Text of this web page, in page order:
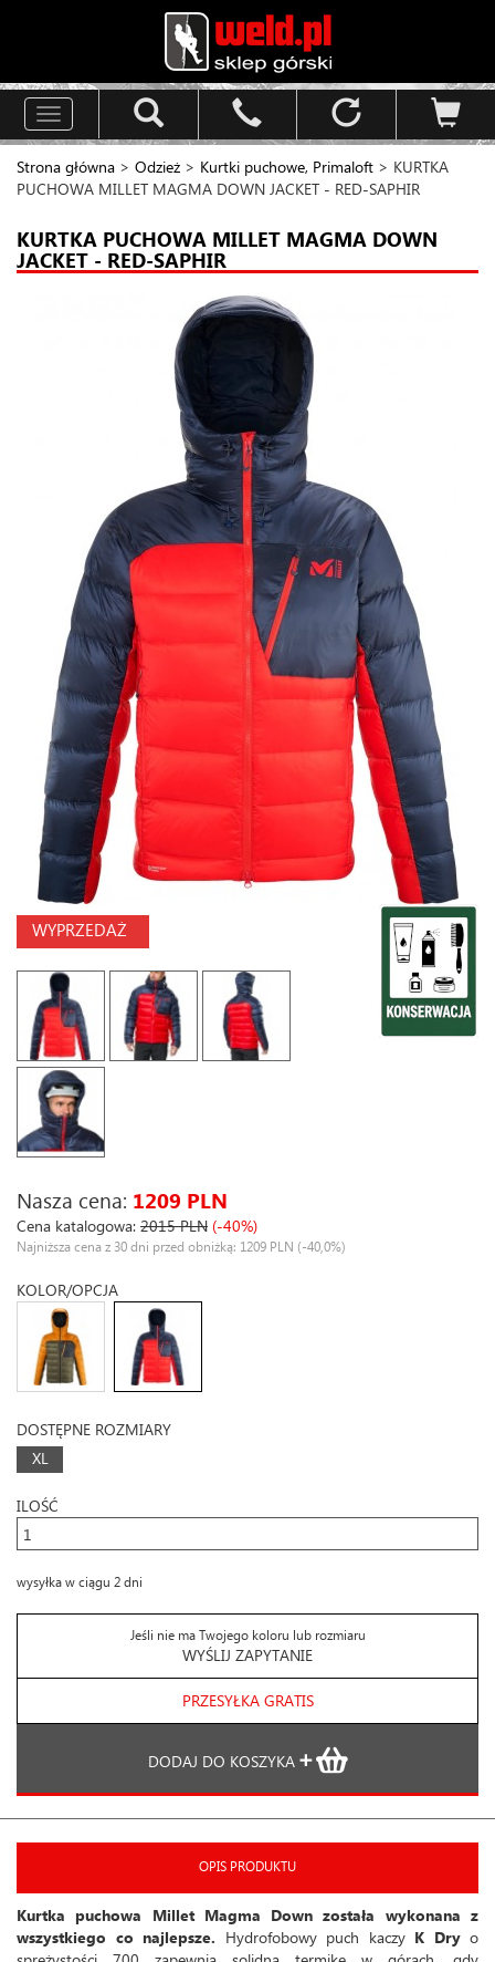
Toggle
navigation
Strona główna > Odzież > Kurtki puchowe, Primaloft > KURTKA
PUCHOWA MILLET MAGMA DOWN JACKET - RED-SAPHIR
KURTKA PUCHOWA MILLET MAGMA DOWN
JACKET - RED-SAPHIR
WYPRZEDAŻ
Nasza cena: 1209 PLN
Cena katalogowa: 2015 PLN (-40%)
Najniższa cena z 30 dni przed obniżką: 1209 PLN (-40,0%)
KOLOR/OPCJA
DOSTĘPNE ROZMIARY
XL
ILOŚĆ
wysyłka w ciągu 2 dni
Jeśli nie ma Twojego koloru lub rozmiaru
WYŚLIJ ZAPYTANIE
PRZESYŁKA GRATIS
DODAJ DO KOSZYKA
OPIS PRODUKTU
Kurtka puchowa Millet Magma Down została wykonana z
wszystkiego co najlepsze. Hydrofobowy puch kaczy K Dryo